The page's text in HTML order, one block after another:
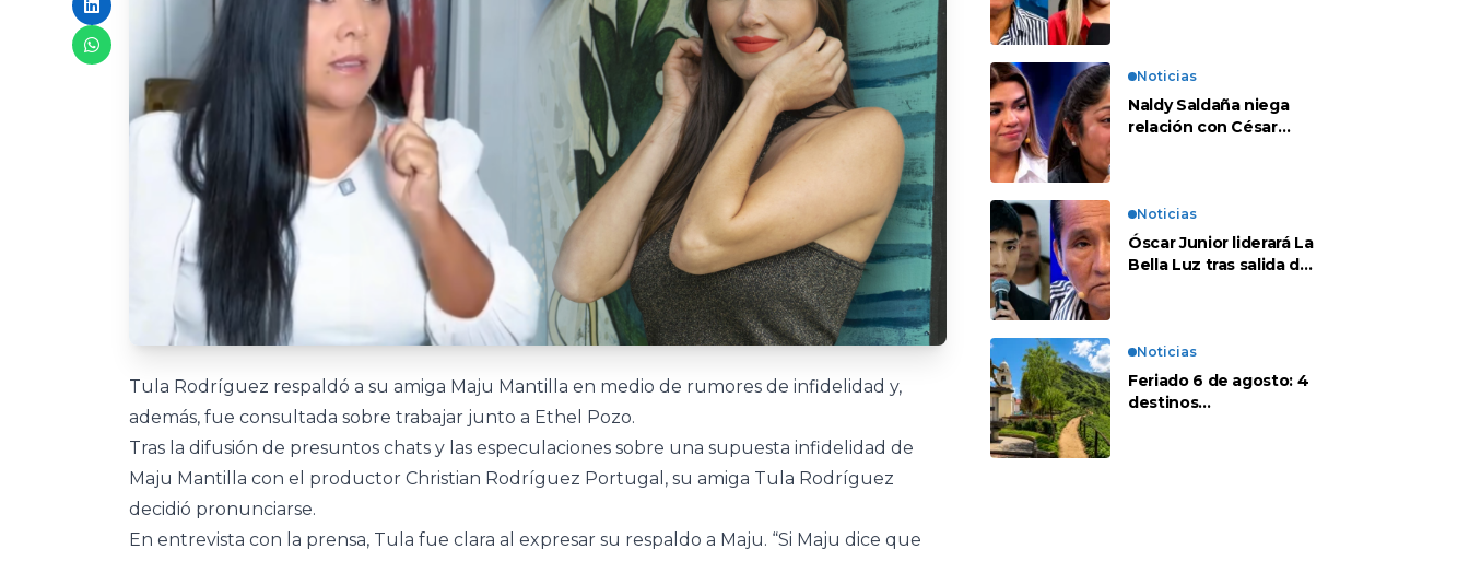
Tula Rodríguez respaldó a su amiga Maju Mantilla en medio de rumores de infidelidad y,
además, fue consultada sobre trabajar junto a Ethel Pozo.
Tras la difusión de presuntos chats y las especulaciones sobre una supuesta infidelidad de
Maju Mantilla con el productor Christian Rodríguez Portugal, su amiga Tula Rodríguez
decidió pronunciarse.
En entrevista con la prensa, Tula fue clara al expresar su respaldo a Maju. “Si Maju dice que
Noticias
Naldy Saldaña niega
relación con César
Noticias
Óscar Junior liderará La
Bella Luz tras salida de
Noticias
Feriado 6 de agosto: 4
destinos